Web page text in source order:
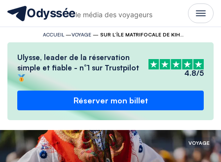
Odysséele média des voyageurs
ACCUEIL —VOYAGE—
Ulysse, leader de la réservation
simple et fiable - n°1 sur Trustpilot
4.8/5
Réserver mon billet
VOYAGE